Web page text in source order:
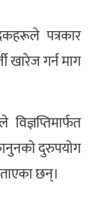
पत्रकार
खारेज गर्न माग
दुरुपयोग
छन्।